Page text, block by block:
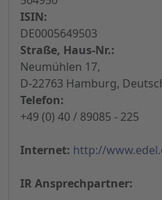
ISIN:
DE0005649503
Straße, Haus-Nr.:
Neumühlen 17,
D-22763 Hamburg,
Telefon:
+49 (0) 40 / 89085 - 225
Internet: http://
IR Ansprechpartner: